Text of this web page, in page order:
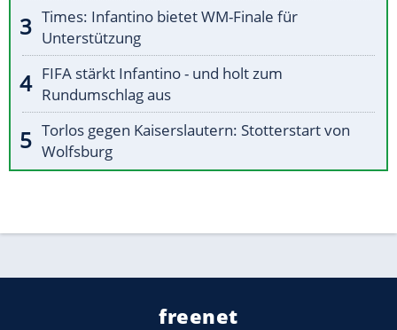
Times: Infantino bietet WM-Finale für
Unterstützung
FIFA stärkt Infantino - und holt zum
Rundumschlag aus
Torlos gegen Kaiserslautern: Stotterstart von
Wolfsburg
freenet